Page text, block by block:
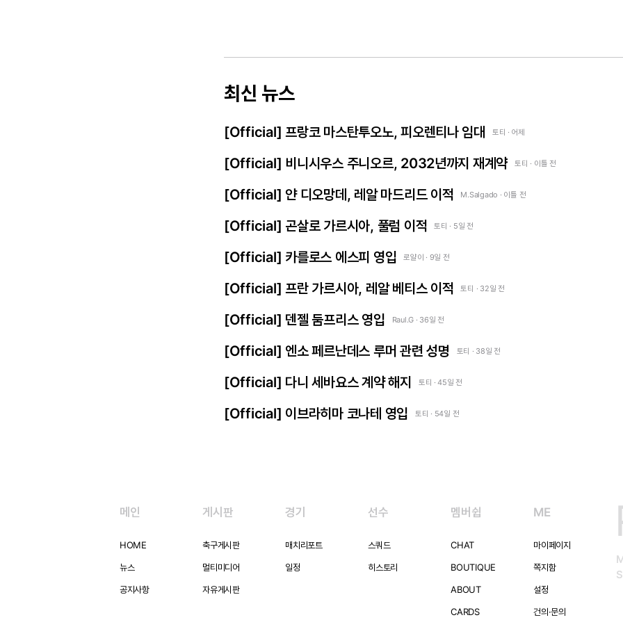
최신 뉴스
[Official] 프랑코 마스탄투오노, 피오렌티나 임대 토티 · 어제
[Official] 비니시우스 주니오르, 2032년까지 재계약 토티 · 이틀 전
[Official] 얀 디오망데, 레알 마드리드 이적 M.Salgado · 이틀 전
[Official] 곤살로 가르시아, 풀럼 이적 토티 · 5일 전
[Official] 카를로스 에스피 영입 로얄이 · 9일 전
[Official] 프란 가르시아, 레알 베티스 이적 토티 · 32일 전
[Official] 덴젤 둠프리스 영입 Raul.G · 36일 전
[Official] 엔소 페르난데스 루머 관련 성명 토티 · 38일 전
[Official] 다니 세바요스 계약 해지 토티 · 45일 전
[Official] 이브라히마 코나테 영입 토티 · 54일 전
메인
HOME
뉴스
공지사항
게시판
축구게시판
멀티미디어
자유게시판
경기
매치리포트
일정
선수
스쿼드
히스토리
멤버쉽
CHAT
BOUTIQUE
ABOUT
CARDS
ME
마이페이지
쪽지함
설정
건의·문의